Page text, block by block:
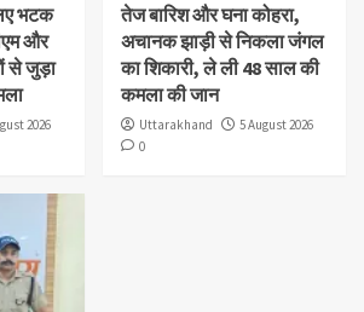
भटक
और
से जुड़ा
2026
तेज बारिश और घना कोहरा,
अचानक झाड़ी से निकला जंगल
का शिकारी, ले ली 48 साल की
कमला की जान
Uttarakhand
5 August 2026
0